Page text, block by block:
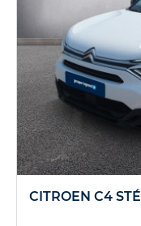
CITROEN C4 STÉ